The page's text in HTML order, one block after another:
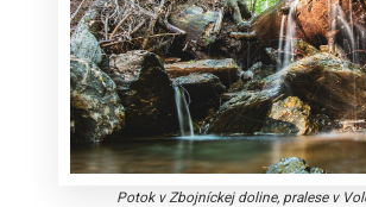
Potok v Zbojníckej doline, pralese v